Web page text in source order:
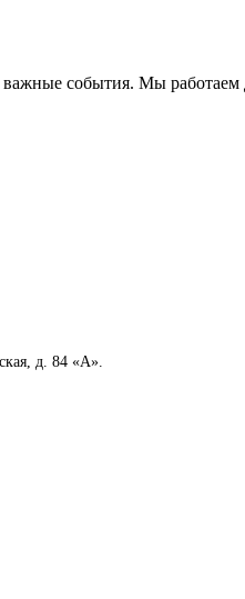
важные события. Мы работаем
д. 84 «А».